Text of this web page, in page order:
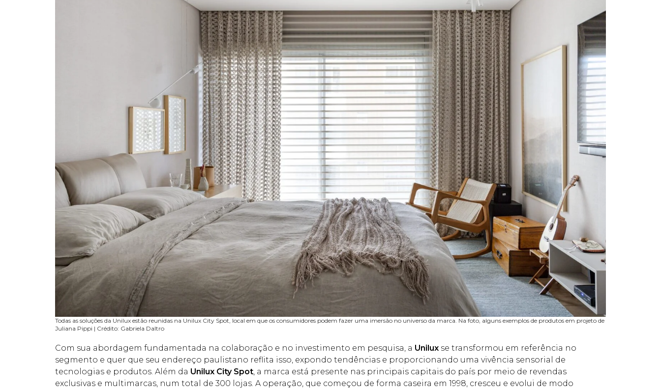
Todas as soluções da Unilux estão reunidas na Unilux City Spot, local em que os consumidores podem fazer uma imersão no universo da marca. Na foto, alguns exemplos de produtos em projeto de
Juliana Pippi | Crédito: Gabriela Daltro
Com sua abordagem fundamentada na colaboração e no investimento em pesquisa, a Unilux se transformou em referência no
segmento e quer que seu endereço paulistano reflita isso, expondo tendências e proporcionando uma vivência sensorial de
tecnologias e produtos. Além da Unilux City Spot, a marca está presente nas principais capitais do país por meio de revendas
exclusivas e multimarcas, num total de 300 lojas. A operação, que começou de forma caseira em 1998, cresceu e evolui de modo